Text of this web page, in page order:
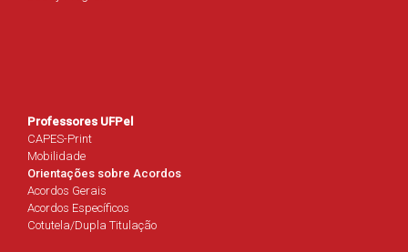
Professores UFPel
CAPES-Print
Mobilidade
Orientações sobre Acordos
Acordos Gerais
Acordos Específicos
Cotutela/Dupla Titulação